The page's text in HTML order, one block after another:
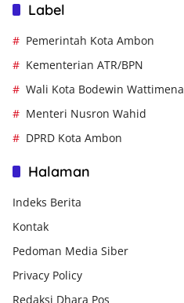
Label
Pemerintah Kota Ambon
Kementerian ATR/BPN
Wali Kota Bodewin Wattimena
Menteri Nusron Wahid
DPRD Kota Ambon
Halaman
Indeks Berita
Kontak
Pedoman Media Siber
Privacy Policy
Redaksi Dhara Pos